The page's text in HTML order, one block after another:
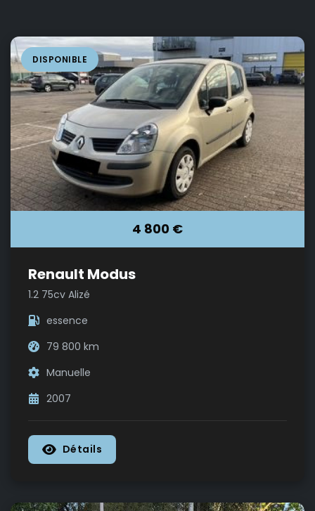
DISPONIBLE
4 800 €
Renault Modus
1.2 75cv Alizé
essence
79 800 km
Manuelle
2007
Détails